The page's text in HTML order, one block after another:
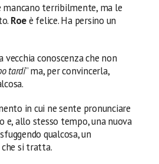
terribilmente, ma le
Roeè felice. Ha persino un
conoscenza che non
tardi” ma, per convincerla,
in cui ne sente pronunciare
e, allo stesso tempo, una nuova
qualcosa, un
si tratta.